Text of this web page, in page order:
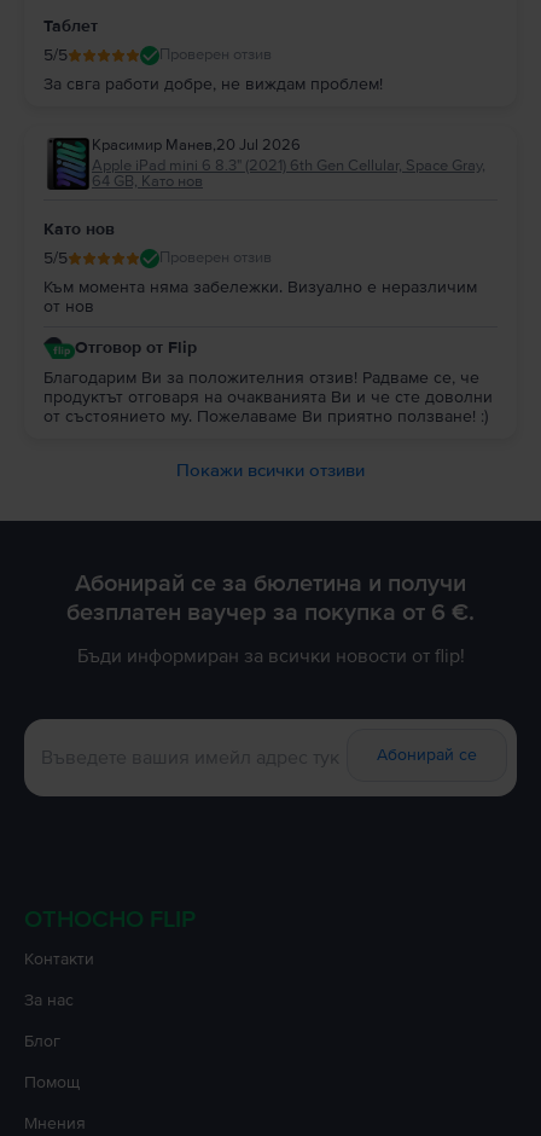
Таблет
5/5 Проверен отзив
За свга работи добре, не виждам проблем!
Красимир Манев,20 Jul 2026
Apple iPad mini 6 8.3" (2021) 6th Gen Cellular, Space Gray,
64 GB, Като нов
Като нов
5/5 Проверен отзив
Към момента няма забележки. Визуално е неразличим
от нов
Отговор от Flip
Благодарим Ви за положителния отзив! Радваме се, че
продуктът отговаря на очакванията Ви и че сте доволни
от състоянието му. Пожелаваме Ви приятно ползване! :)
Покажи всички отзиви
Абонирай се за бюлетина и получи
безплатен ваучер за покупка от 6 €.
Бъди информиран за всички новости от flip!
Абонирай се
ОТНОСНО FLIP
Контакти
За нас
Блог
Помощ
Мнения